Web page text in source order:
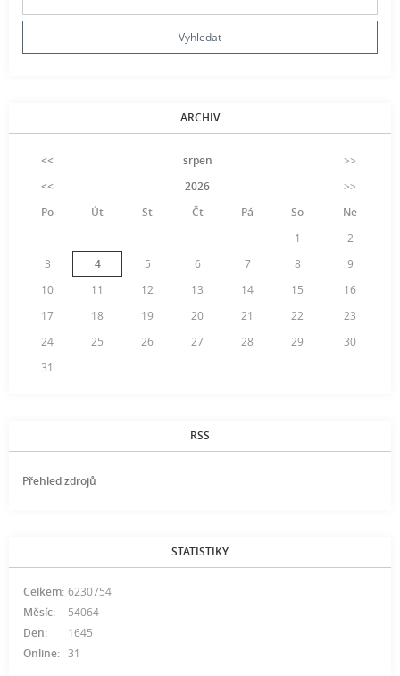
ARCHIV
<< srpen
>>
<<
2026
>>
Po
Út St Čt Pá So
Ne
1
2
3
4 5 6 7 8
9
10
11 12 13 14 15
16
17
18 19 20 21 22
23
24
25 26 27 28 29
30
31
RSS
Přehled zdrojů
STATISTIKY
Online: 31
Celkem: 6230754
Měsíc:
54064
Den:
1645